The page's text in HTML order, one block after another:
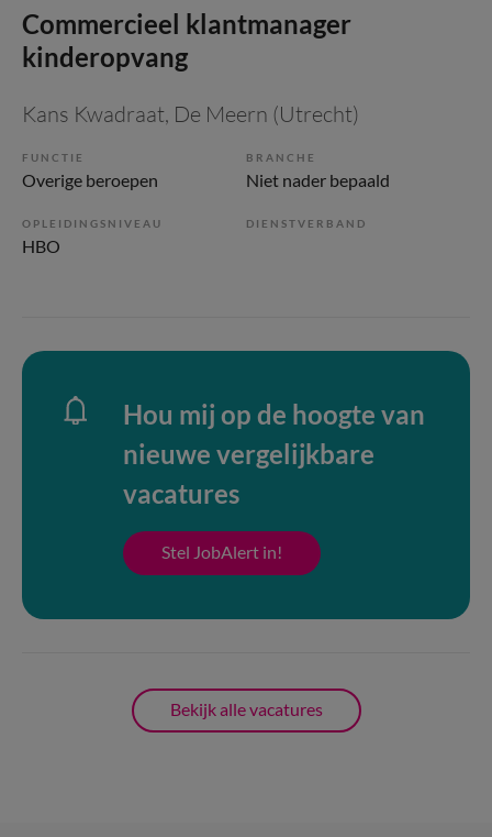
Commercieel klantmanager
kinderopvang
Kans Kwadraat, De Meern (Utrecht)
FUNCTIE
Overige beroepen
BRANCHE
Niet nader bepaald
OPLEIDINGSNIVEAU
HBO
DIENSTVERBAND
Hou mij op de hoogte van
nieuwe vergelijkbare
vacatures
Stel JobAlert in!
Bekijk alle vacatures